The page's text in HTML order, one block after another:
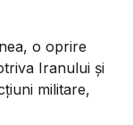
o oprire
Iranului și
militare,